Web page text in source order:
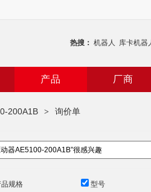
热搜： 机器人 库卡机器
产品 厂商
200A1B > 询价单
品规格 型号